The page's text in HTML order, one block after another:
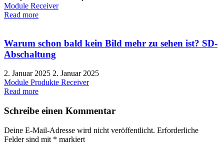
Module Receiver
Read more
Warum schon bald kein Bild mehr zu sehen ist? SD-
Abschaltung
2. Januar 2025 2. Januar 2025
Module Produkte Receiver
Read more
Schreibe einen Kommentar
Deine E-Mail-Adresse wird nicht veröffentlicht. Erforderliche
Felder sind mit * markiert